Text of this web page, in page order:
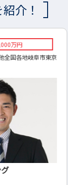
介！
市東京
◇正
電子